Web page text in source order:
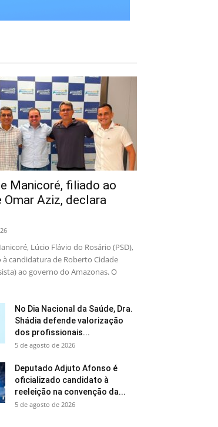
Manicoré, filiado ao
Omar Aziz, declara
Lúcio Flávio do Rosário (PSD),
candidatura de Roberto Cidade
ao governo do Amazonas. O
No Dia Nacional da Saúde, Dra.
Shádia defende valorização
dos profissionais...
5 de agosto de 2026
Deputado Adjuto Afonso é
oficializado candidato à
reeleição na convenção da...
5 de agosto de 2026